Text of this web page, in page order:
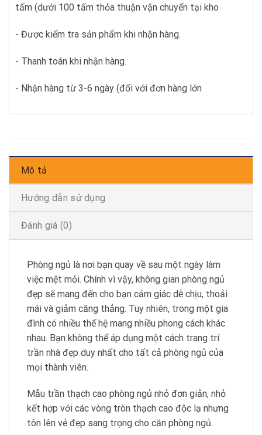
tấm (dưới 100 tấm thỏa thuận vận chuyển tại kho
- Được kiểm tra sản phẩm khi nhận hàng.
- Thanh toán khi nhận hàng.
- Nhận hàng từ 3-6 ngày (đối với đơn hàng lớn
Mô tả
Đánh giá (0)
Hướng dẫn sử dụng
Phòng ngủ là nơi bạn quay về sau một ngày làm
việc mệt mỏi. Chính vì vậy, không gian phòng ngủ
đẹp sẽ mang đến cho bạn cảm giác dễ chịu, thoải
mái và giảm căng thẳng. Tuy nhiên, trong một gia
đình có nhiều thế hệ mang nhiều phong cách khác
nhau. Bạn không thể áp dụng một cách trang trí
trần nhà đẹp duy nhất cho tất cả phòng ngủ của
mọi thành viên.
Mẫu trần thạch cao phòng ngủ nhỏ đơn giản, nhỏ
kết hợp với các vòng tròn thạch cao độc lạ nhưng
tôn lên vẻ đẹp sang trọng cho căn phòng ngủ.